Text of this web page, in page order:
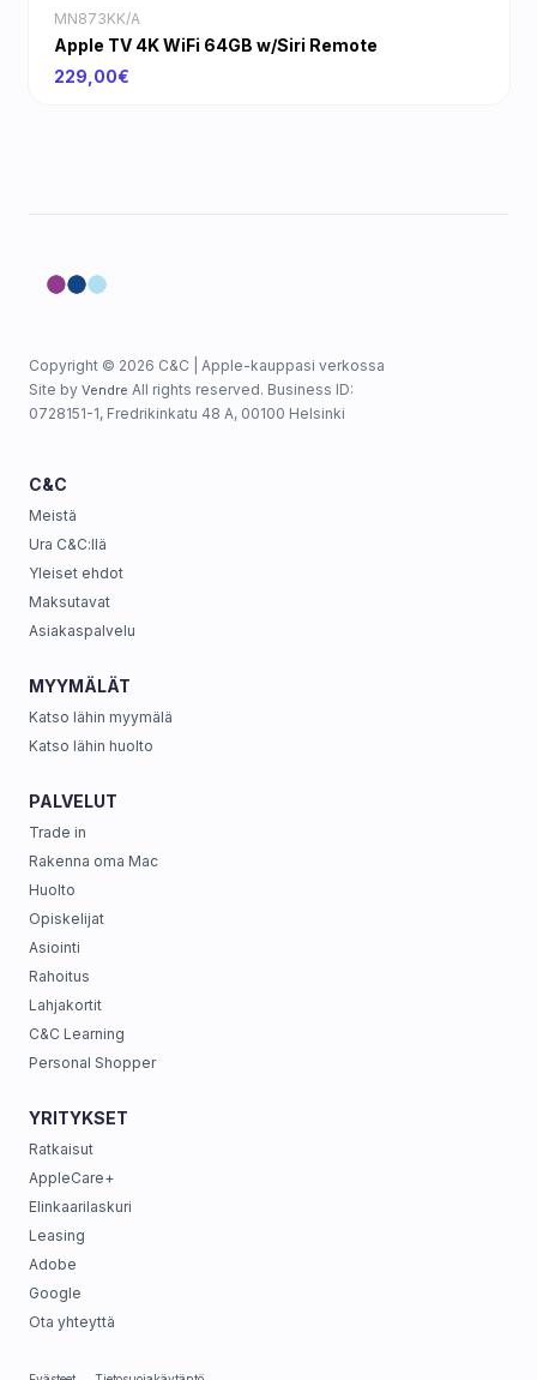
MN873KK/A
Apple TV 4K WiFi 64GB w/Siri Remote
229,00€
Copyright © 2026 C&C | Apple-kauppasi verkossa
Site by Vendre All rights reserved. Business ID:
0728151-1, Fredrikinkatu 48 A, 00100 Helsinki
C&C
Meistä
Ura C&C:llä
Yleiset ehdot
Maksutavat
Asiakaspalvelu
MYYMÄLÄT
Katso lähin myymälä
Katso lähin huolto
PALVELUT
Trade in
Rakenna oma Mac
Huolto
Opiskelijat
Asiointi
Rahoitus
Lahjakortit
C&C Learning
Personal Shopper
YRITYKSET
Ratkaisut
AppleCare+
Elinkaarilaskuri
Leasing
Adobe
Google
Ota yhteyttä